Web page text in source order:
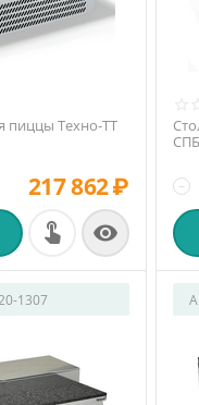
пиццы Техно-ТТ
217 862₽

−
1307